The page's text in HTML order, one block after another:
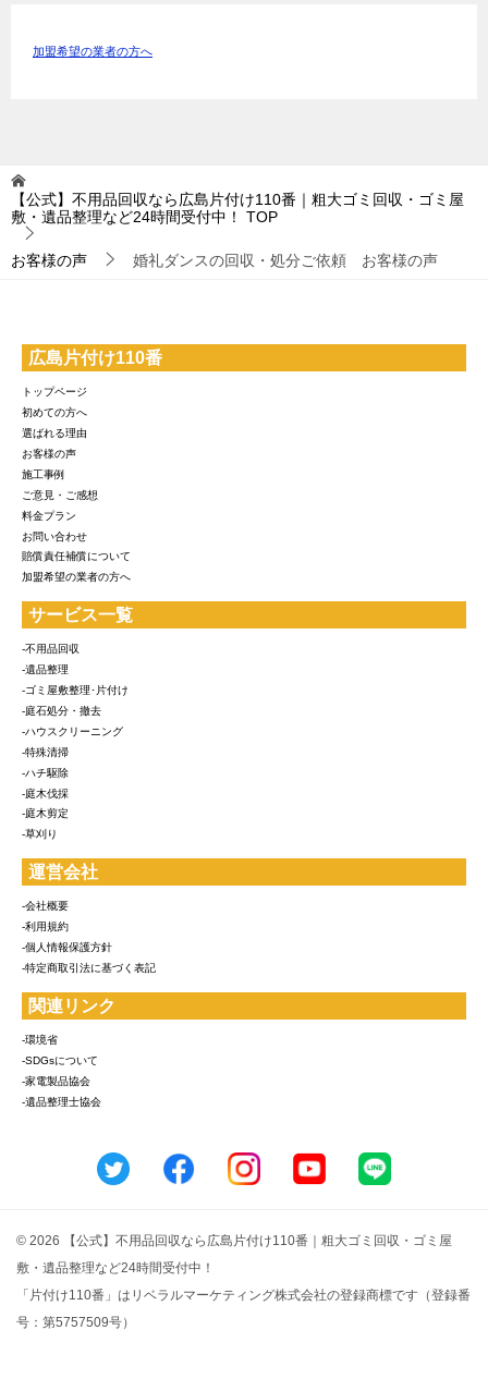
加盟希望の業者の方へ
【公式】不用品回収なら広島片付け110番｜粗大ゴミ回収・ゴミ屋
敷・遺品整理など24時間受付中！
TOP
お客様の声 婚礼ダンスの回収・処分ご依頼 お客様の声
広島片付け110番
トップページ
初めての方へ
選ばれる理由
お客様の声
施工事例
ご意見・ご感想
料金プラン
お問い合わせ
賠償責任補償について
加盟希望の業者の方へ
サービス一覧
-不用品回収
-遺品整理
-ゴミ屋敷整理･片付け
-庭石処分・撤去
-ハウスクリーニング
-特殊清掃
-ハチ駆除
-庭木伐採
-庭木剪定
-草刈り
運営会社
-会社概要
-利用規約
-個人情報保護方針
-特定商取引法に基づく表記
関連リンク
-環境省
-SDGsについて
-家電製品協会
-遺品整理士協会
© 2026 【公式】不用品回収なら広島片付け110番｜粗大ゴミ回収・ゴミ屋
敷・遺品整理など24時間受付中！
「片付け110番」はリベラルマーケティング株式会社の登録商標です（登録番
号：第5757509号）